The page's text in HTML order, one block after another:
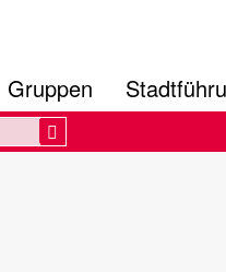
Gruppen
Search